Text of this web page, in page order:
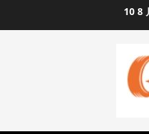
to
10 8